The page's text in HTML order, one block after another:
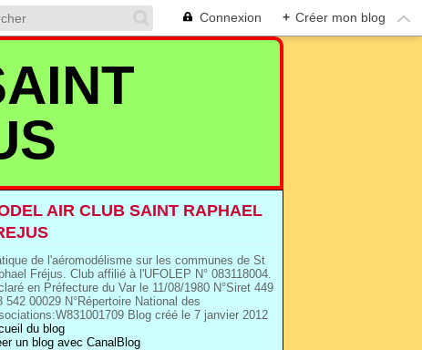
Connexion + Créer mon blog
AIR CLUB SAINT RAPHAEL
de l'aéromodélisme sur les communes de St
Fréjus. Club affilié à l'UFOLEP N° 083118004.
en Préfecture du Var le 11/08/1980 N°Siret 449
542 00029 N°Répertoire National des
Blog créé le 7 janvier 2012
du blog
un blog avec CanalBlog